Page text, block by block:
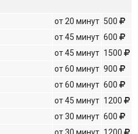
от 20 минут 500
от 45 минут 600
от 45 минут 1500
от 60 минут 900
от 60 минут 600
от 45 минут 1200
от 30 минут 600